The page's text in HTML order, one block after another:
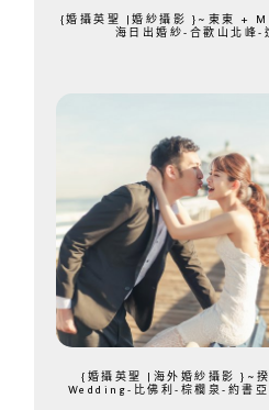
{婚攝英聖 |婚紗攝影 }~東東 +
海日出婚紗-合歡山北峰-
{婚攝英聖 |海外婚紗攝影
Wedding-比佛利-棕櫚泉-約書